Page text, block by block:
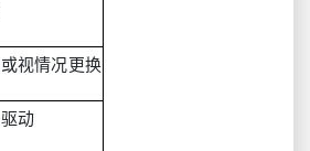
视情况更换
动